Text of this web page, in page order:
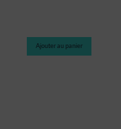
Ajouter au panier